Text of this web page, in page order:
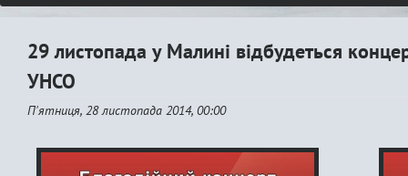
29 листопада у Малині відбудеться
УНСО
П'ятниця, 28 листопада 2014, 00:00